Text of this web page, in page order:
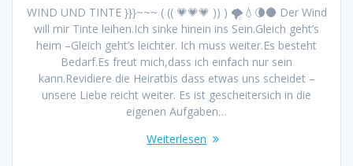
WIND UND TINTE }}}~~~ ( (( 💗💗💗 )) ) 🌪💧🌘🌑 Der Wind
will mir Tinte leihen.Ich sinke hinein ins Sein.Gleich geht’s
heim –Gleich geht’s leichter. Ich muss weiter.Es besteht
Bedarf.Es freut mich,dass ich einfach nur sein
kann.Revidiere die Heiratbis dass etwas uns scheidet –
unsere Liebe reicht weiter. Es ist gescheitersich in die
eigenen Aufgaben…
Weiterlesen